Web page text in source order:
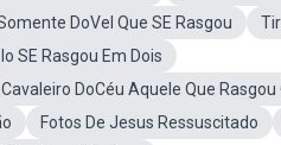
DoVel Que SE Rasgou
SE Rasgou Em Dois
Cavaleiro DoCéu Aquele Que Rasgou
Fotos De Jesus Ressuscitado